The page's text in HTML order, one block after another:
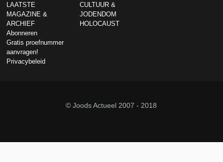
LAATSTE
MAGAZINE &
ARCHIEF
Abonneren
Gratis proefnummer
aanvragen!
Privacybeleid
CULTUUR &
JODENDOM
HOLOCAUST
© Joods Actueel 2007 - 2018